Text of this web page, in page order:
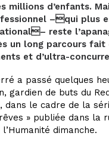
millions d’enfants.
–qui plus
reste
un long parcours fait
et d’ultra-
a passé quelques
gardien de buts du
dans le cadre de la
» publiée dans la
dimanche.